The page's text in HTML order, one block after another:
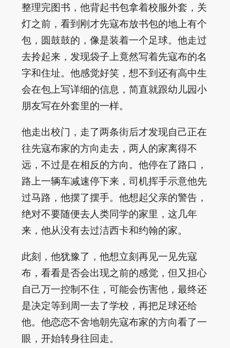
整理完图书，他背起书包拿着校服外套，关
灯之前，看到刚才先寇布放书包的地上有个
包，圆鼓鼓的，像是装着一个足球。他走过
去拎起来，发现袋子上竟然写着先寇布的名
字和住址。他感觉好笑，想不到还有高中生
会在包上写详细的信息，简直就跟幼儿园小
朋友写在外套里的一样。
他走出校门，走了两条街后才发现自己正在
往先寇布家的方向走去，两人的家离得不
远，不过是在相反的方向。他停在了路口，
路上一辆车减速停下来，司机挥手示意他先
过马路，他摆了摆手。他想起父亲的警告，
绝对不要随便去人类同学的家里，这几年
来，他从没有去过洁西卡和约翰的家。
此刻，他犹豫了，他想立刻再见一见先寇
布，看看是否会出现之前的感觉，但又担心
自己万一控制不住，可能会伤害他，最终还
是决定等到周一去了学校，再把足球还给
他。他恋恋不舍地朝先寇布家的方向看了一
眼，开始转身往回走。